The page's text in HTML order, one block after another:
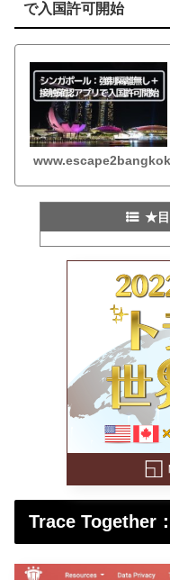
で入国許可開始
★目
Trace Together